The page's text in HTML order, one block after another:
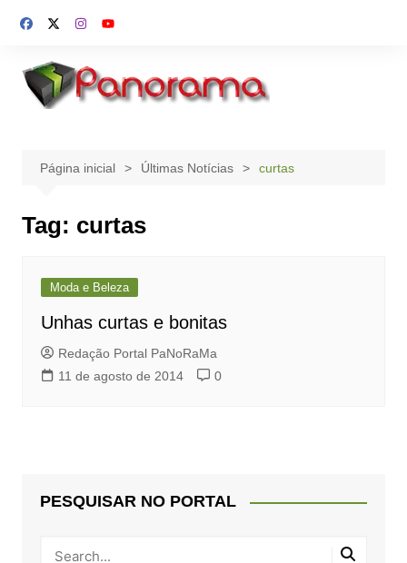
para
conteúdo
Página inicial Últimas Notícias curtas
Tag: curtas
Moda e Beleza
Unhas curtas e bonitas
Redação Portal PaNoRaMa
11 de agosto de 2014
0
PESQUISAR NO PORTAL